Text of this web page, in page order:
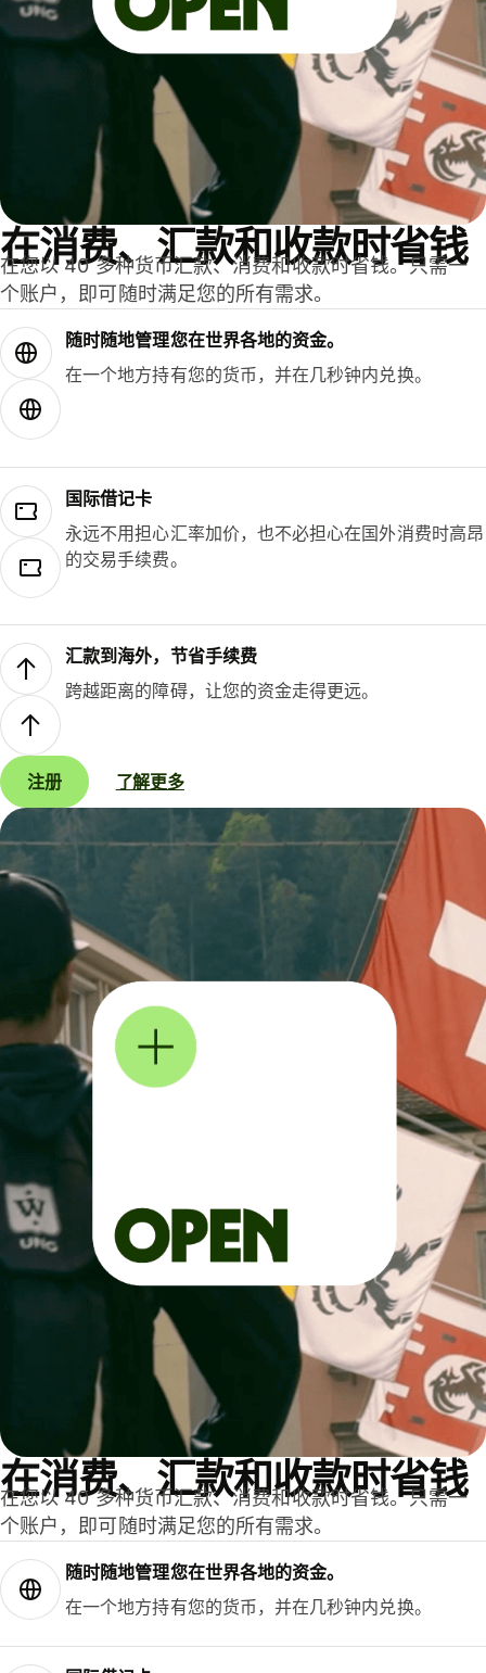
在消费、汇款和收款时省钱
在您以 40 多种货币汇款、消费和收款时省钱。只需一
个账户，即可随时满足您的所有需求。
随时随地管理您在世界各地的资金。
在一个地方持有您的货币，并在几秒钟内兑换。
国际借记卡
永远不用担心汇率加价，也不必担心在国外消费时高昂
的交易手续费。
汇款到海外，节省手续费
跨越距离的障碍，让您的资金走得更远。
注册 了解更多
在消费、汇款和收款时省钱
在您以 40 多种货币汇款、消费和收款时省钱。只需一
个账户，即可随时满足您的所有需求。
随时随地管理您在世界各地的资金。
在一个地方持有您的货币，并在几秒钟内兑换。